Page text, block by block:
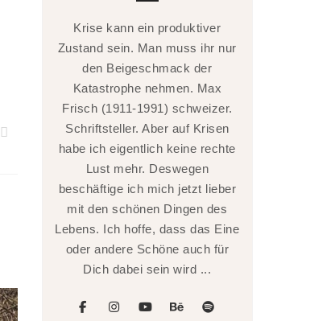
Krise kann ein produktiver
Zustand sein. Man muss ihr nur
den Beigeschmack der
Katastrophe nehmen. Max
Frisch (1911-1991) schweizer.
Schriftsteller. Aber auf Krisen
habe ich eigentlich keine rechte
Lust mehr. Deswegen
beschäftige ich mich jetzt lieber
mit den schönen Dingen des
Lebens. Ich hoffe, dass das Eine
oder andere Schöne auch für
Dich dabei sein wird ...
facebook
instagram
youtube
behance